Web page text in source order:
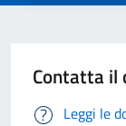
Contatta il
Leggi le